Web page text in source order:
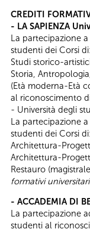
CREDITI
- LA SAPIENZA
La partecipazione
studenti dei Corsi di:
Studi storico-
Storia,
(Età moderna-Età
al riconoscimento
- Università degli
La partecipazione
studenti dei Corsi
Architettura-
Architettura-
Restauro
formativi
- ACCADEMIA DI
La partecipazione
studenti al